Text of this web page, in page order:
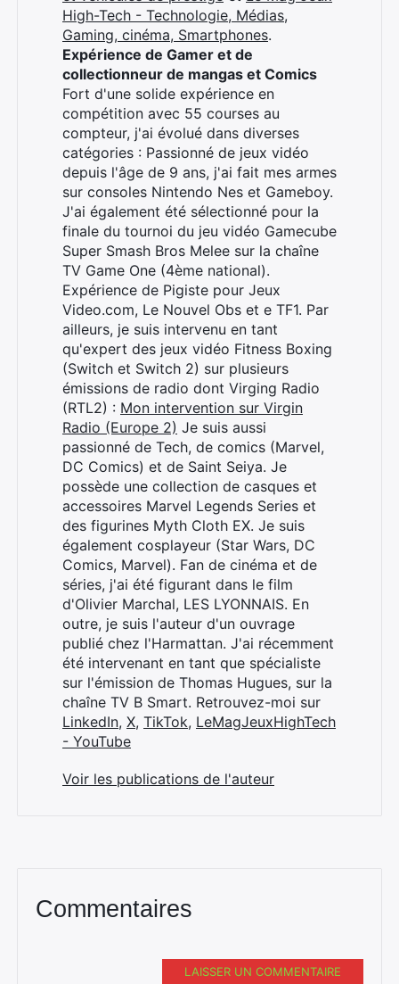
High-Tech - Technologie, Médias,
Gaming, cinéma, Smartphones.
Expérience de Gamer et de
collectionneur de mangas et Comics
Fort d'une solide expérience en
compétition avec 55 courses au
compteur, j'ai évolué dans diverses
catégories : Passionné de jeux vidéo
depuis l'âge de 9 ans, j'ai fait mes armes
sur consoles Nintendo Nes et Gameboy.
J'ai également été sélectionné pour la
finale du tournoi du jeu vidéo Gamecube
Super Smash Bros Melee sur la chaîne
TV Game One (4ème national).
Expérience de Pigiste pour Jeux
Video.com, Le Nouvel Obs et e TF1. Par
ailleurs, je suis intervenu en tant
qu'expert des jeux vidéo Fitness Boxing
(Switch et Switch 2) sur plusieurs
émissions de radio dont Virging Radio
(RTL2) : Mon intervention sur Virgin
Radio (Europe 2) Je suis aussi
passionné de Tech, de comics (Marvel,
DC Comics) et de Saint Seiya. Je
possède une collection de casques et
accessoires Marvel Legends Series et
des figurines Myth Cloth EX. Je suis
également cosplayeur (Star Wars, DC
Comics, Marvel). Fan de cinéma et de
séries, j'ai été figurant dans le film
d'Olivier Marchal, LES LYONNAIS. En
outre, je suis l'auteur d'un ouvrage
publié chez l'Harmattan. J'ai récemment
été intervenant en tant que spécialiste
sur l'émission de Thomas Hugues, sur la
chaîne TV B Smart. Retrouvez-moi sur
LinkedIn, X, TikTok, LeMagJeuxHighTech
- YouTube
Voir les publications de l'auteur
Commentaires
LAISSER UN COMMENTAIRE